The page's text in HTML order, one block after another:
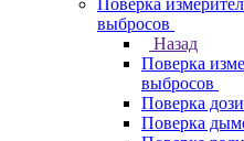
Поверка
выбросов
Назад
Поверка
выбросов
Поверка
Поверка